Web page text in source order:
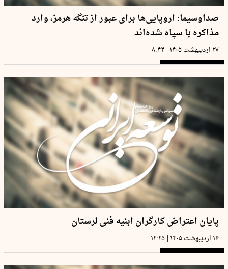
صداوسیما: اروپایی‌ها برای عبور از تنگه هرمز، وارد
مذاکره با سپاه شده‌اند
۲۷ اردیبهشت ۱۴۰۵ | ۸:۴۴
پایان اعتراض کارگران ابنیه فنی لرستان
۱۶ اردیبهشت ۱۴۰۵ | ۱۲:۲۵